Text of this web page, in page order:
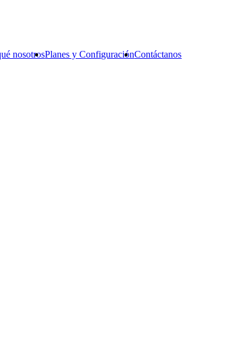
nosotrosPlanes y ConfiguraciónContáctanos